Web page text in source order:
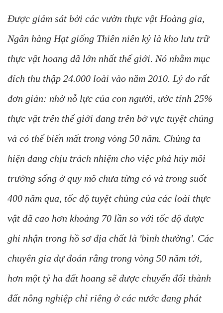
Được giám sát bởi các vườn thực vật Hoàng gia,
Ngân hàng Hạt giống Thiên niên kỷ là kho lưu trữ
thực vật hoang dã lớn nhất thế giới. Nó nhằm mục
đích thu thập 24.000 loài vào năm 2010. Lý do rất
đơn giản: nhờ nỗ lực của con người, ước tính 25%
thực vật trên thế giới đang trên bờ vực tuyệt chủng
và có thể biến mất trong vòng 50 năm. Chúng ta
hiện đang chịu trách nhiệm cho việc phá hủy môi
trường sống ở quy mô chưa từng có và trong suốt
400 năm qua, tốc độ tuyệt chủng của các loài thực
vật đã cao hơn khoảng 70 lần so với tốc độ được
ghi nhận trong hồ sơ địa chất là 'bình thường'. Các
chuyên gia dự đoán rằng trong vòng 50 năm tới,
hơn một tỷ ha đất hoang sẽ được chuyển đổi thành
đất nông nghiệp chỉ riêng ở các nước đang phát